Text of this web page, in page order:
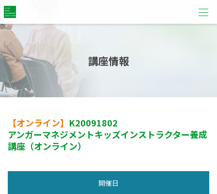
講座情報
【オンライン】 K20091802
アンガーマネジメントキッズインストラクター養成
講座（オンライン）
開催日